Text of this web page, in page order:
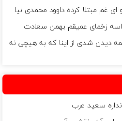
غم مبتلا کرده داوود محمدی نیا
زخمای عمیقم بهمن سعادت
دیدن شدی از اینا که به هیچی نه
نداره سعید عرب